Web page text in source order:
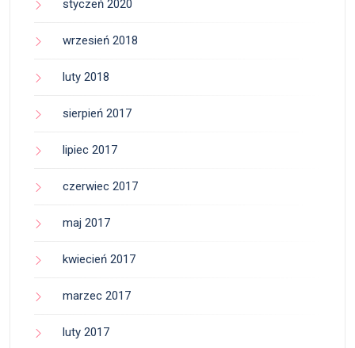
styczeń 2020
wrzesień 2018
luty 2018
sierpień 2017
lipiec 2017
czerwiec 2017
maj 2017
kwiecień 2017
marzec 2017
luty 2017